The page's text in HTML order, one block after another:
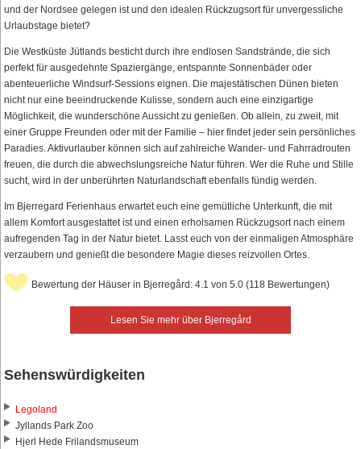
und der Nordsee gelegen ist und den idealen Rückzugsort für unvergessliche
Urlaubstage bietet?
Die Westküste Jütlands besticht durch ihre endlosen Sandstrände, die sich
perfekt für ausgedehnte Spaziergänge, entspannte Sonnenbäder oder
abenteuerliche Windsurf-Sessions eignen. Die majestätischen Dünen bieten
nicht nur eine beeindruckende Kulisse, sondern auch eine einzigartige
Möglichkeit, die wunderschöne Aussicht zu genießen. Ob allein, zu zweit, mit
einer Gruppe Freunden oder mit der Familie – hier findet jeder sein persönliches
Paradies. Aktivurlauber können sich auf zahlreiche Wander- und Fahrradrouten
freuen, die durch die abwechslungsreiche Natur führen. Wer die Ruhe und Stille
sucht, wird in der unberührten Naturlandschaft ebenfalls fündig werden.
Im Bjerregard Ferienhaus erwartet euch eine gemütliche Unterkunft, die mit
allem Komfort ausgestattet ist und einen erholsamen Rückzugsort nach einem
aufregenden Tag in der Natur bietet. Lasst euch von der einmaligen Atmosphäre
verzaubern und genießt die besondere Magie dieses reizvollen Ortes.
Lesen Sie mehr über Bjerregård
Bewertung der Häuser in Bjerregård: 4.1 von 5.0 (118 Bewertungen)
Sehenswürdigkeiten
Legoland
Jyllands Park Zoo
Hjerl Hede Frilandsmuseum